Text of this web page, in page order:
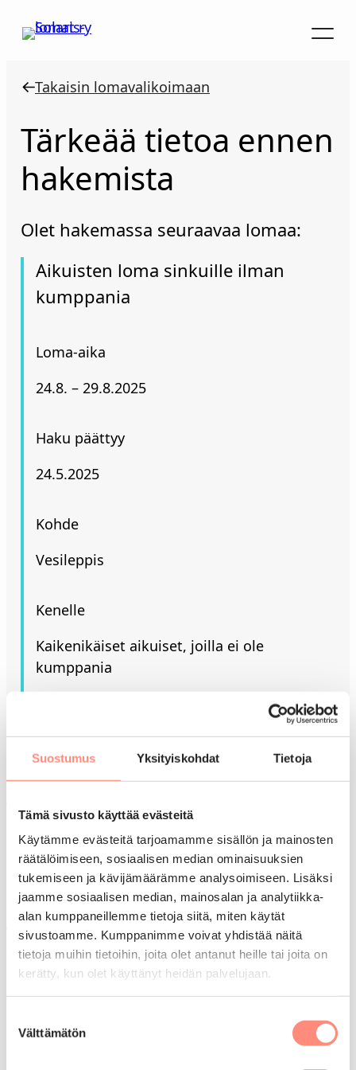
Suostumus Yksityiskohdat Tietoja
Tämä sivusto käyttää evästeitä
Käytämme evästeitä tarjoamamme sisällön ja mainosten
räätälöimiseen, sosiaalisen median ominaisuuksien
tukemiseen ja kävijämäärämme analysoimiseen. Lisäksi
jaamme sosiaalisen median, mainosalan ja analytiikka-
alan kumppaneillemme tietoja siitä, miten käytät
sivustoamme. Kumppanimme voivat yhdistää näitä
tietoja muihin tietoihin, joita olet antanut heille tai joita on
kerätty, kun olet käyttänyt heidän palvelujaan.
valinta
Välttämätön
sisältöön
Takaisin lomavalikoimaan
Tärkeää tietoa ennen
hakemista
Olet hakemassa seuraavaa lomaa:
Aikuisten loma sinkuille ilman
kumppania
Loma-aika
24.8. – 29.8.2025
Haku päättyy
24.5.2025
Kohde
Vesileppis
Kenelle
Kaikenikäiset aikuiset, joilla ei ole
kumppania
Voit lisätä kaksi muuta lomatoivetta
seuraavassa vaiheessa.
Tuettua lomaa voivat hakea pienituloiset
omin varoin pysty järjestämään lomaa.
Lomapäätökseen vaikuttaa taloudellinen,
terveydellinen ja sosiaalinen tilanne. Lomaa ei
voida myöntää ilman perusteluja. Hakemuksella
annetut tiedot tulevat vain lomahakemuksen
käsittelijöiden tietoon.
kolmas vuosi. Vuonna 2026 tuetun loman voivat
saada 2023 tai aikaisemmin tuetulla lomalla